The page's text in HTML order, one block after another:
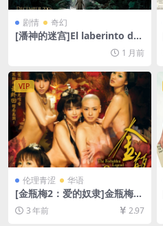
剧情 奇幻
[潘神的迷宫]El laberinto del
fauno (2006)[百度网盘+夸克
网盘1080P超清未删减资源]
[网盘在线播放/下载][MP4/7.
7GB][中英字幕]
1 月前
VIP
伦理青涩 华语
[金瓶梅2：爱的奴隶]金瓶梅Ⅱ
愛的奴隸 (2009)[百度网盘+迅
雷云盘1080P超清未删减资源]
3 年前 2.97